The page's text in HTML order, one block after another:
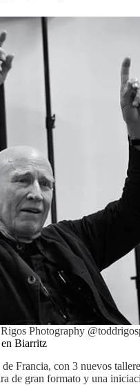
Photography
en Biarritz
Francia, con 3 nuevos
de gran formato y una